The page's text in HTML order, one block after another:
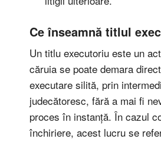
Ce înseamnă titlul
Un titlu executoriu este un
căruia se poate demara
executare silită, prin
judecătoresc, fără a mai fi
proces în instanță. În cazul
închiriere, acest lucru se